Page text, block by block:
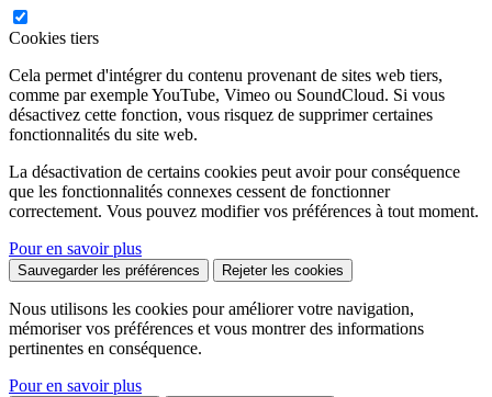
Cookies tiers
Cela permet d'intégrer du contenu provenant de sites web tiers,
comme par exemple YouTube, Vimeo ou SoundCloud. Si vous
désactivez cette fonction, vous risquez de supprimer certaines
fonctionnalités du site web.
La désactivation de certains cookies peut avoir pour conséquence
que les fonctionnalités connexes cessent de fonctionner
correctement. Vous pouvez modifier vos préférences à tout moment.
Pour en savoir plus
Sauvegarder les préférences Rejeter les cookies
Nous utilisons les cookies pour améliorer votre navigation,
mémoriser vos préférences et vous montrer des informations
pertinentes en conséquence.
Pour en savoir plus